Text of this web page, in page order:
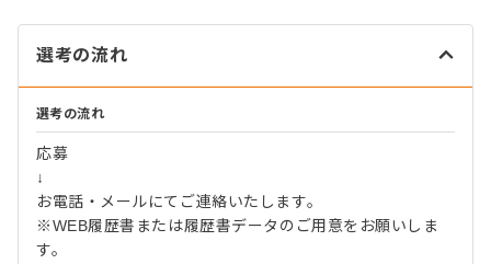
選考の流れ
選考の流れ
応募
↓
お電話・メールにてご連絡いたします。
※WEB履歴書または履歴書データのご用意をお願いしま
す。